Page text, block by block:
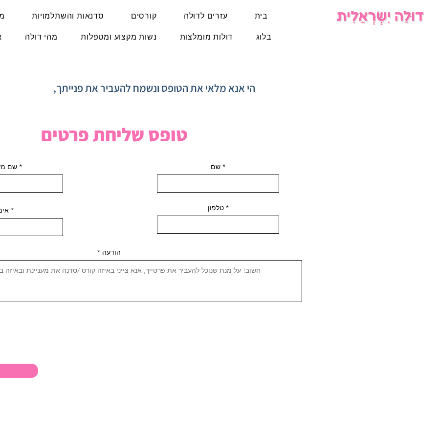
בית עזרים לדולה קורסים סדנאות והשתלמויות
בלוג דולות מומלצות נשות מקצוע ומטפלות מהי דולה
הי אנא מלאי את הטופס ונשמח להעביר את פנייתך,
טופס שליחת פרטים
שם שם
טלפון
הודעה